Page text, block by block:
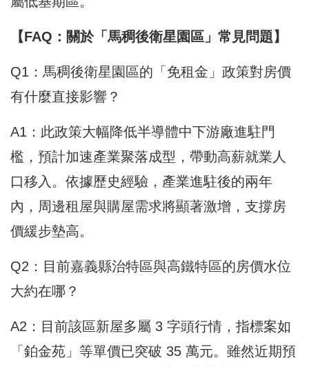
【FAQ：關於「馬稠後衛星園區」常見問題】
Q1：馬稠後衛星園區的「免租金」政策對房價
有什麼直接影響？
A1：此政策大幅降低半導體中下游廠進駐門
檻，預計加速產業聚落成型，帶動高薪就業人
口移入。依據歷史經驗，產業進駐後的兩年
內，周邊租屋與購屋需求將顯著激增，支撐房
價緩步墊高。
Q2：目前嘉義縣治特區與高鐵特區的房價水位
大約在哪？
A2：目前該區新屋多屬 3 字頭行情，指標案如
「鉑金苑」等單價已突破 35 萬元。雖然近期預